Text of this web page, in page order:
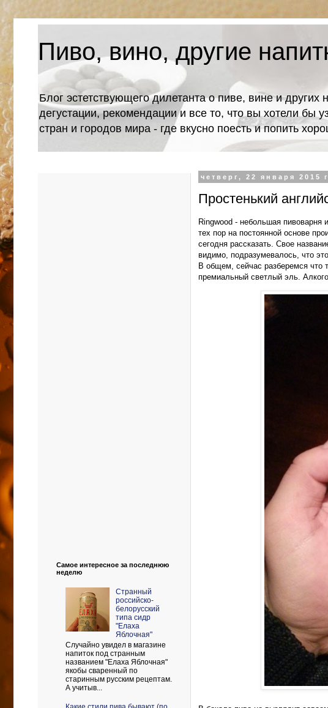
Пиво, вино, другие
Блог эстетствующего дилетанта о пиве, вине и
дегустации, рекомендации и все то, что вы хотели бы
стран и городов мира - где вкусно поесть и попить
четверг, 22 января 2015
Простенький
Ringwood - небольшая пивоварня
тех пор на постоянной основе
сегодня рассказать. Свое
видимо, подразумевалось, что
В общем, сейчас разберемся что
премиальный светлый эль.
Самое интересное за последнюю
неделю
Странный
российско-
белорусский
типа сидр
"Елаха
Яблочная"
Случайно увидел в магазине
напиток под странным
названием "Елаха Яблочная"
якобы сваренный по
старинным русским рецептам.
А учитыв...